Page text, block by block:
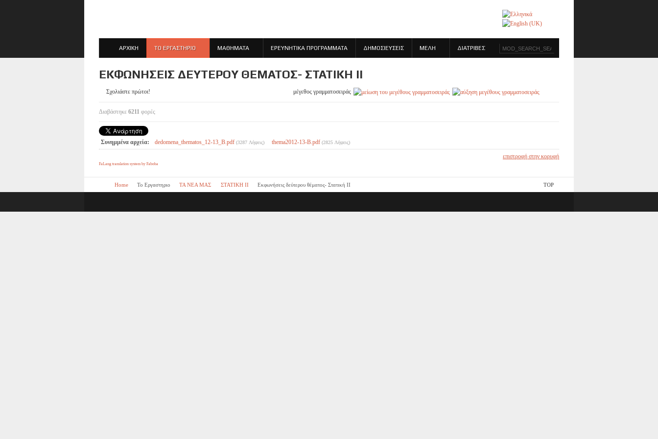
ΑΡΧΙΚΗ ΤΟ ΕΡΓΑΣΤΗΡΙΟ ΜΑΘΗΜΑΤΑ ΕΡΕΥΝΗΤΙΚΑ ΠΡΟΓΡΑΜΜΑΤΑ ΔΗΜΟΣΙΕΥΣΕΙΣ ΜΕΛΗ ΔΙΑΤΡΙΒΕΣ
ΕΚΦΩΝΉΣΕΙΣ ΔΕΎΤΕΡΟΥ ΘΈΜΑΤΟΣ- ΣΤΑΤΙΚΉ ΙΙ
Σχολιάστε πρώτοι! μέγεθος γραμματοσειράς
Διαβάστηκε 6211 φορές
Συνημμένα αρχεία: dedomena_thematos_12-13_B.pdf (3287 Λήψεις) thema2012-13-B.pdf (2825 Λήψεις)
επιστροφή στην κορυφή
FaLang translation system by Faboba
Home Το Εργαστηριο ΤΑ ΝΕΑ ΜΑΣ ΣΤΑΤΙΚΗ ΙΙ Εκφωνήσεις δεύτερου θέματος- Στατική ΙΙ TOP